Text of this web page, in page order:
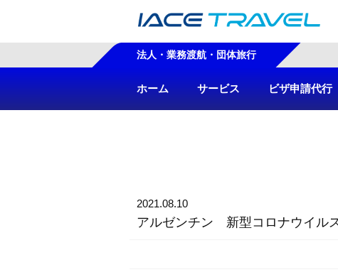
法人・業務渡航・団体旅行
ホーム サービス ビザ申請代行
2021.08.10
アルゼンチン 新型コロナウイル